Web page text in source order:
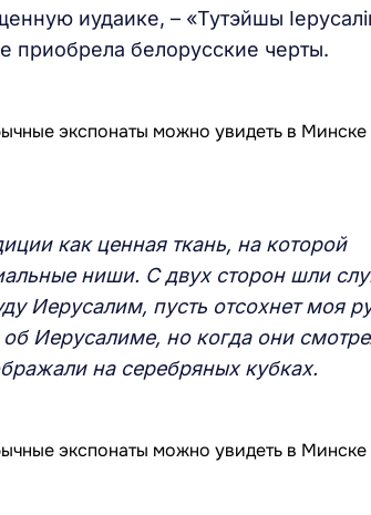
иудаике, – «Тутэйшы
приобрела белорусские черты.
как ценная ткань, на которой
ниши. С двух сторон шли
Иерусалим, пусть отсохнет моя
Иерусалиме, но когда они
на серебряныхкубках.